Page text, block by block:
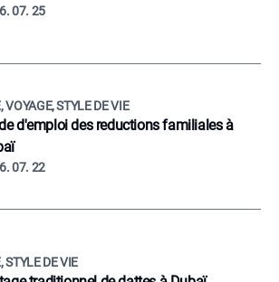
07. 25
VOYAGE, STYLE DE VIE
d'emploi des reductions familiales à
07. 22
STYLE DE VIE